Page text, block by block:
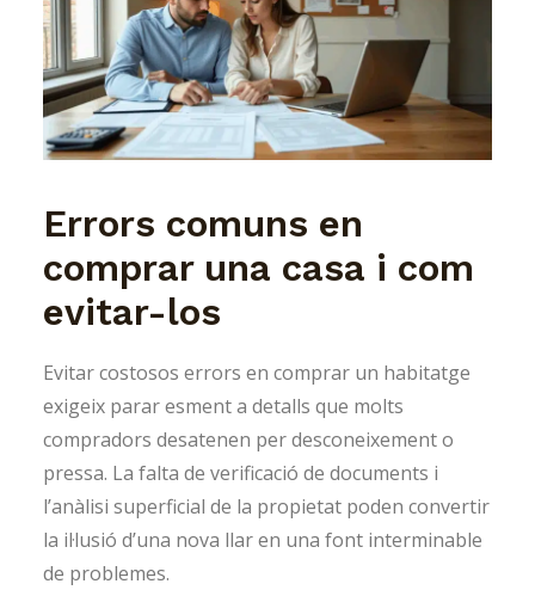
Errors comuns en
comprar una casa i com
evitar-los
Evitar costosos errors en comprar un habitatge
exigeix parar esment a detalls que molts
compradors desatenen per desconeixement o
pressa. La falta de verificació de documents i
l’anàlisi superficial de la propietat poden convertir
la il·lusió d’una nova llar en una font interminable
de problemes.